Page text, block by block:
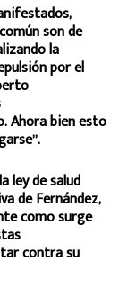
son de
la
por el
Ahora bien esto
ley de salud
de Fernández,
como surge
contra su